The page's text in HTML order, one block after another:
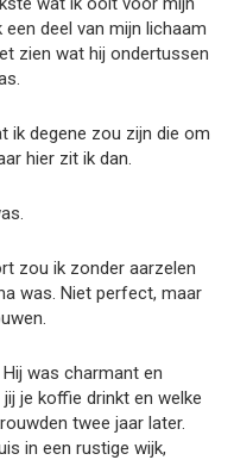
deel van mijn lichaam
zien wat hij ondertussen
ik degene zou zijn die om
hier zit ik dan.
zou ik zonder aarzelen
was. Niet perfect, maar
was charmant en
je koffie drinkt en welke
twee jaar later.
in een rustige wijk,